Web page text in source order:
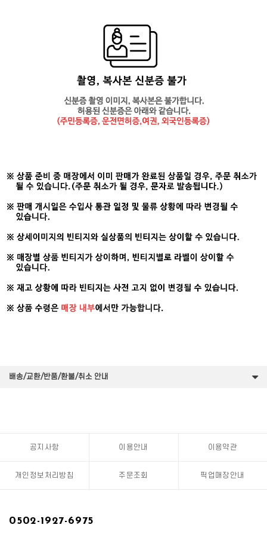
배송/교환/반품/환불/취소 안내
공지사항 이용안내 이용약관
개인정보처리방침 주문조회 픽업매장안내
0502-1927-6975